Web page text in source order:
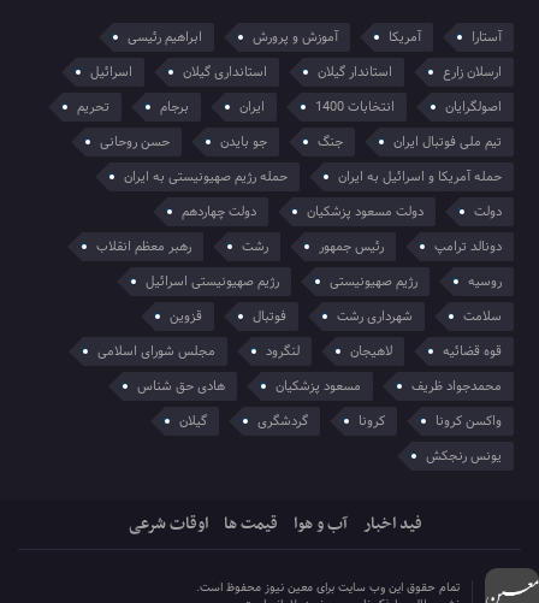
آستارا آمریکا آموزش و پرورش
ابراهیم رئیسی
ارسلان زارع
استاندار گیلان استانداری گیلان
اسرائیل
اصولگرایان
انتخابات 1400 ایران برجام
تحریم
تیم ملی فوتبال ایران
جنگ جو بایدن
حسن روحانی
حمله آمریکا و اسرائیل به ایران
حمله رژیم صهیونیستی به ایران
دولت
دولت مسعود پزشکیان
دولت چهاردهم
دونالد ترامپ
رئیس جمهور رشت
رهبر معظم انقلاب
روسیه
رژیم صهیونیستی
رژیم صهیونیستی اسرائیل
سلامت
شهرداری رشت فوتبال
قزوین
قوه قضائیه
لاهیجان لنگرود
مجلس شورای اسلامی
محمدجواد ظریف
مسعود پزشکیان
هادی حق شناس
واکسن کرونا
کرونا گردشگری
گیلان
یونس رنجکش
فید اخبار آب و هوا قیمت ها اوقات شرعی
تمام حقوق این وب سایت برای معین نیوز محفوظ است.